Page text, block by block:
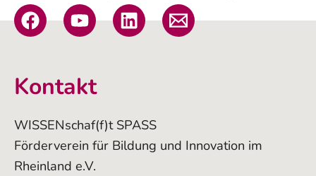
Kontakt
WISSENschaf(f)t SPASS
Förderverein für Bildung und Innovation im
Rheinland e.V.